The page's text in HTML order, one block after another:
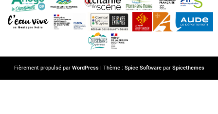
Fièrement propulsé par WordPress| Thème : Spice Softwarepar Spicethemes